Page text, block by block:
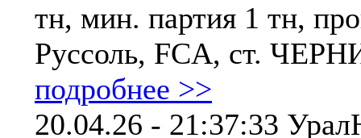
тн, мин. партия 1 тн,
Руссоль, FCA, ст.
подробнее >>
20.04.26 - 21:37:33